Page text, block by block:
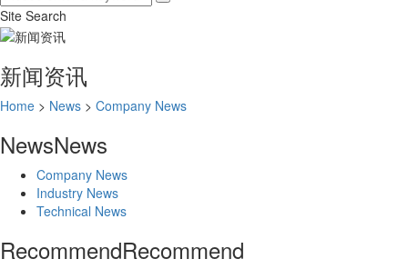
Site Search
新闻资讯
Home > News > Company News
NewsNews
Company News
Industry News
Technical News
RecommendRecommend